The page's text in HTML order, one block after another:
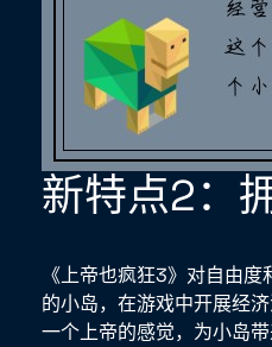
新特点2：
《上帝也疯狂3》对自由
的小岛，在游戏中开展经
一个上帝的感觉，为小岛